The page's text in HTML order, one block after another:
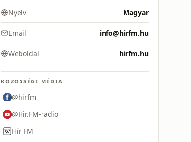
Nyelv Magyar
Email info@hirfm.hu
Weboldal hirfm.hu
KÖZÖSSÉGI MÉDIA
@hirfm
@Hir.FM-radio
Hír FM